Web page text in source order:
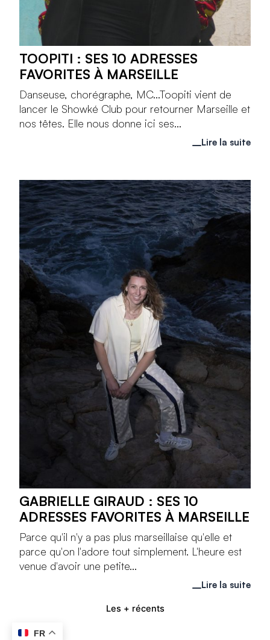
Les + récents
TOOPITI : SES 10 ADRESSES
FAVORITES À MARSEILLE
Danseuse, chorégraphe, MC...Toopiti vient de
lancer le Showké Club pour retourner Marseille et
nos têtes. Elle nous donne ici ses...
Lire la suite
GABRIELLE GIRAUD : SES 10
ADRESSES FAVORITES À MARSEILLE
Parce qu'il n'y a pas plus marseillaise qu'elle et
parce qu'on l'adore tout simplement. L'heure est
venue d'avoir une petite...
Lire la suite
FR